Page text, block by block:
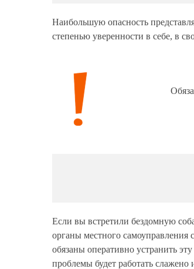
Наибольшую опасность
степенью уверенности в себе, в
Если вы встретили бездомную
органы местного
обязаны оперативно устранить
проблемы будет работать